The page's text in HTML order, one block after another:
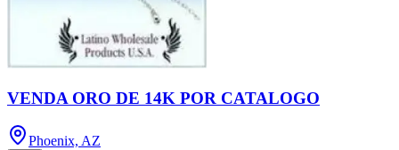
VENDA ORO DE 14K POR CATALOGO
Phoenix, AZ